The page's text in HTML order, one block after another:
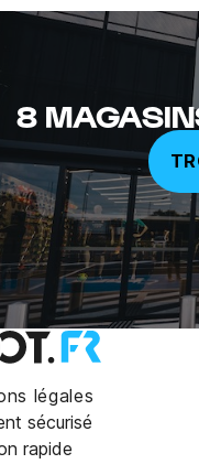
8
légales
sécurisé
rapide